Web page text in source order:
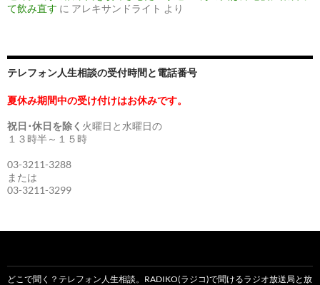
て飲み直す に アレキサンドライト より
テレフォン人生相談の受付時間と電話番号
夏休み期間中の受け付けはお休みです。
祝日･休日を除く 火曜日と水曜日の
１３時半～１５時
03-3211-3288
または
03-3211-3299
どこで聞く？テレフォン人生相談。RADIKO(ラジコ)で聞けるラジオ放送局と放